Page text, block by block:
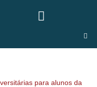
para alunos da